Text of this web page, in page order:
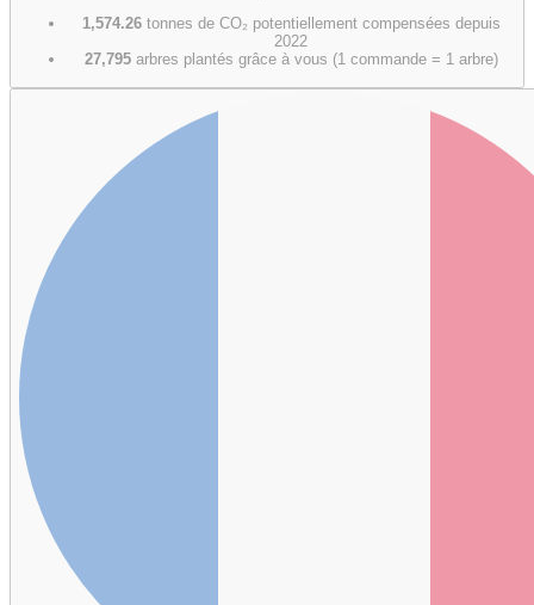
1,574.26tonnes de CO₂ potentiellement compensées depuis
2022
27,795 arbres plantés grâce à vous (1 commande = 1 arbre)